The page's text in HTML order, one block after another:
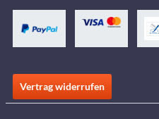
Vertrag widerrufen